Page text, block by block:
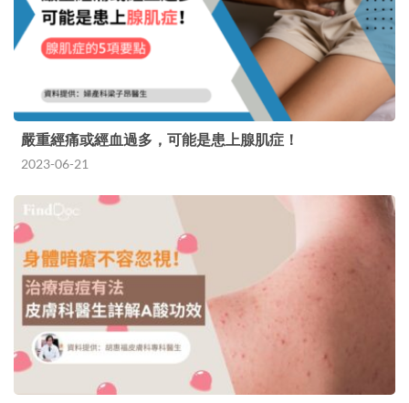
嚴重經痛或經血過多，可能是患上腺肌症！
2023-06-21